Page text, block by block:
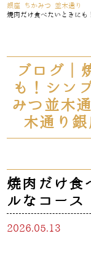
銀座 ちかみつ 並木通り
焼肉だけ食べたいときに
ブログ｜
も！シン
みつ並木
木通り
焼肉だけ食
ルなコー
2026.05.13